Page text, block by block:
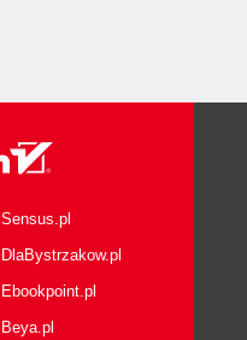
Sensus.pl
DlaBystrzakow.pl
Ebookpoint.pl
Beya.pl